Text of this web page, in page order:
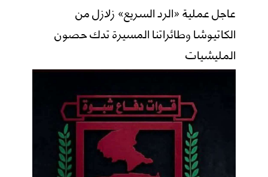
عاجل عملية «الرد السريع» زلازل من
الكاتيوشا وطائراتنا المسيرة تدك حصون
المليشيات